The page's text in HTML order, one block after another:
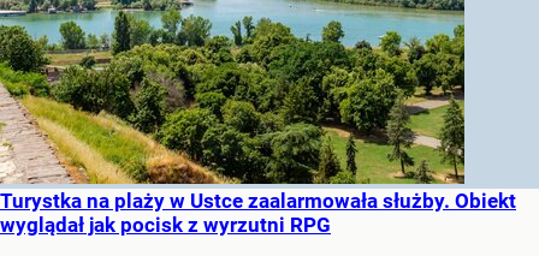
Turystka na plaży w Ustce zaalarmowała służby. Obiekt
wyglądał jak pocisk z wyrzutni RPG